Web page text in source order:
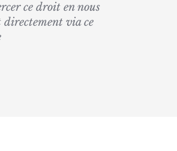
ce droit en nous
via ce